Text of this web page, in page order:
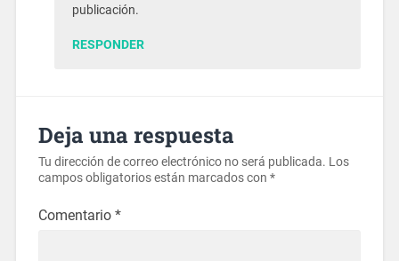
publicación.
RESPONDER
Deja una respuesta
Tu dirección de correo electrónico no será publicada. Los
campos obligatorios están marcados con *
Comentario *